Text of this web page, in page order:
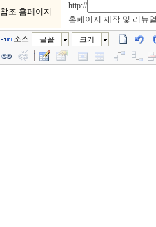
참조 홈페이지
http://
홈페이지 제작 및 리뉴
소스 글꼴 크기